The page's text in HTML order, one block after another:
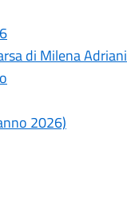
di Milena Adriani
2026)